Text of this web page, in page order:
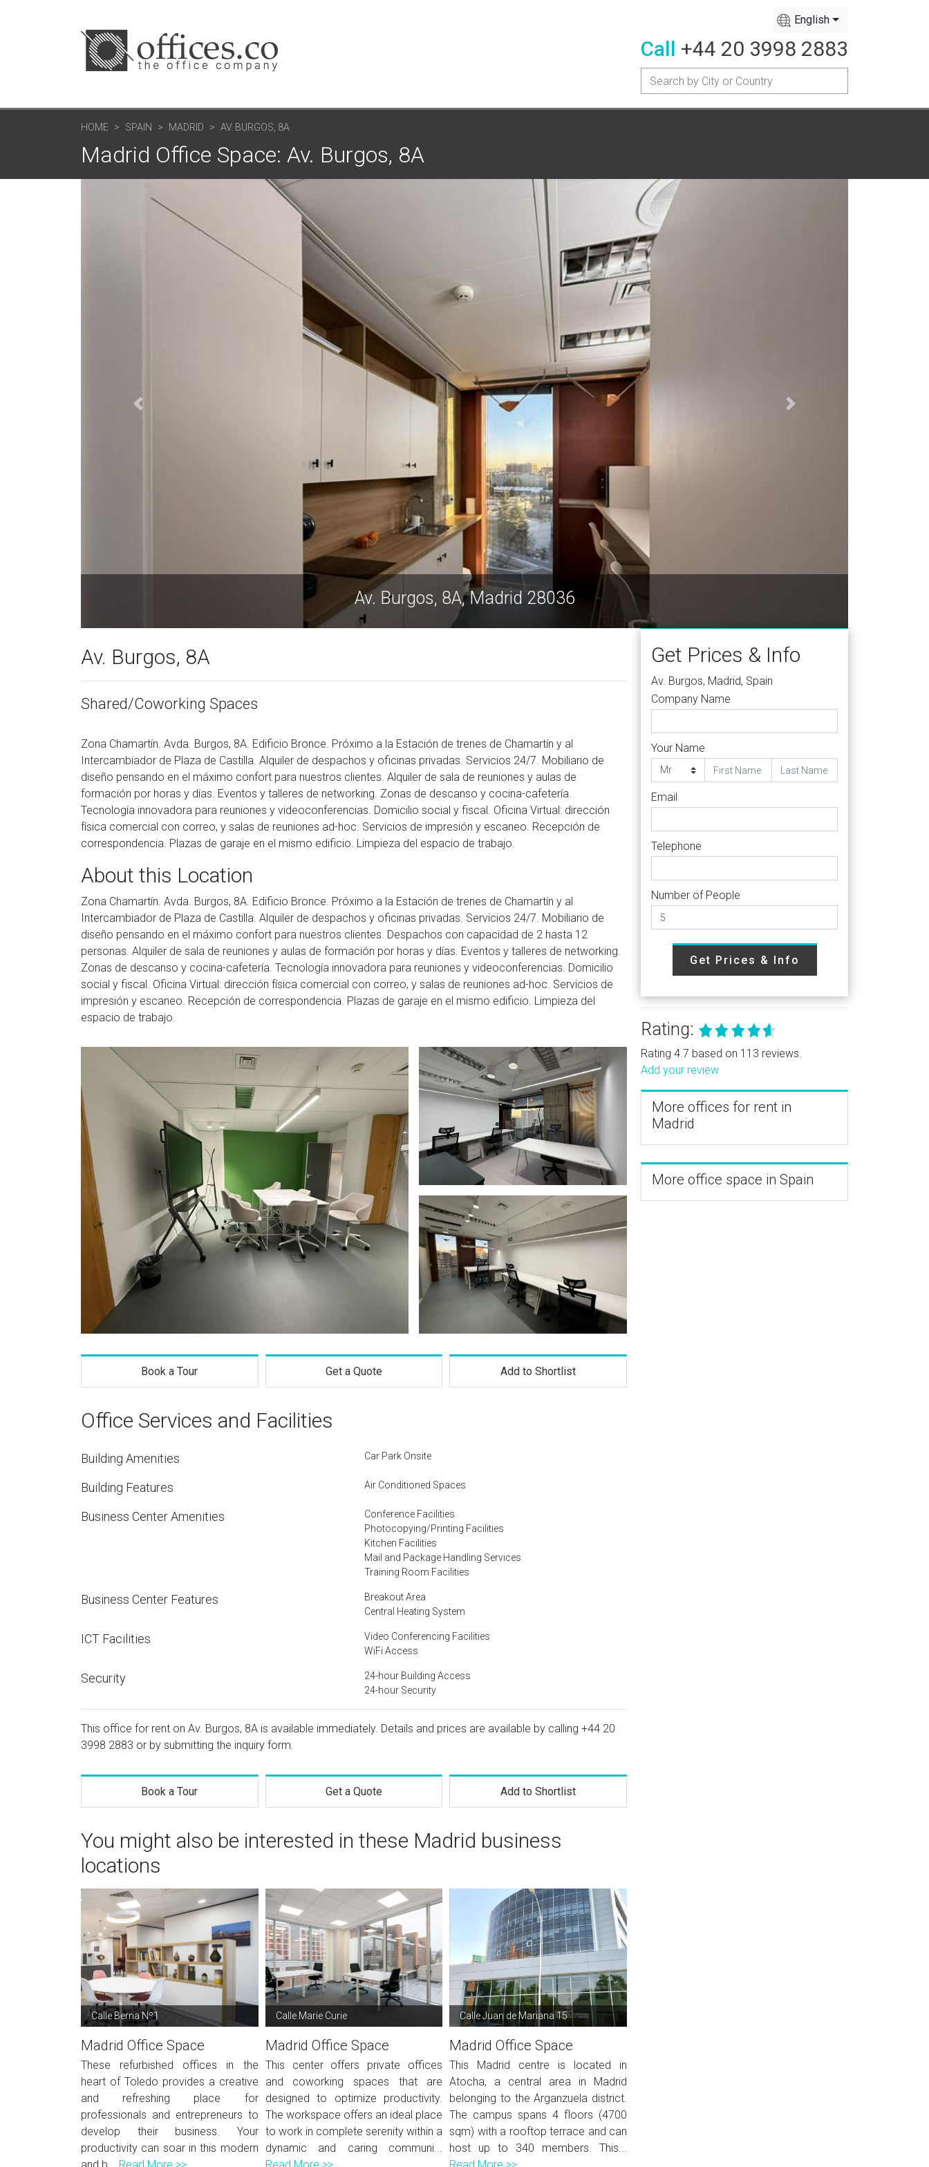
English
Call +44 20 3998 2883
HOME SPAIN MADRID AV. BURGOS, 8A
Madrid Office Space: Av. Burgos, 8A
Av. Burgos, 8A, Madrid 28036
Av. Burgos, 8A
Shared/Coworking Spaces
Zona Chamartín. Avda. Burgos, 8A. Edificio Bronce. Próximo a la Estación de trenes de Chamartín y al
Intercambiador de Plaza de Castilla. Alquiler de despachos y oficinas privadas. Servicios 24/7. Mobiliario de
diseño pensando en el máximo confort para nuestros clientes. Alquiler de sala de reuniones y aulas de
formación por horas y días. Eventos y talleres de networking. Zonas de descanso y cocina-cafetería.
Tecnología innovadora para reuniones y videoconferencias. Domicilio social y fiscal. Oficina Virtual: dirección
física comercial con correo, y salas de reuniones ad-hoc. Servicios de impresión y escaneo. Recepción de
correspondencia. Plazas de garaje en el mismo edificio. Limpieza del espacio de trabajo.
About this Location
Zona Chamartín. Avda. Burgos, 8A. Edificio Bronce. Próximo a la Estación de trenes de Chamartín y al
Intercambiador de Plaza de Castilla. Alquiler de despachos y oficinas privadas. Servicios 24/7. Mobiliario de
diseño pensando en el máximo confort para nuestros clientes. Despachos con capacidad de 2 hasta 12
personas. Alquiler de sala de reuniones y aulas de formación por horas y días. Eventos y talleres de networking.
Zonas de descanso y cocina-cafetería. Tecnología innovadora para reuniones y videoconferencias. Domicilio
social y fiscal. Oficina Virtual: dirección física comercial con correo, y salas de reuniones ad-hoc. Servicios de
impresión y escaneo. Recepción de correspondencia. Plazas de garaje en el mismo edificio. Limpieza del
espacio de trabajo.
Book a Tour Get a Quote Add to Shortlist
Office Services and Facilities
Building Amenities Car Park Onsite
Building Features Air Conditioned Spaces
Business Center Amenities
Conference Facilities
Photocopying/Printing Facilities
Kitchen Facilities
Mail and Package Handling Services
Training Room Facilities
Business Center Features
Breakout Area
Central Heating System
ICT Facilities
Video Conferencing Facilities
WiFi Access
Security
24-hour Building Access
24-hour Security
This office for rent on Av. Burgos, 8A is available immediately. Details and prices are available by calling +44 20
3998 2883 or by submitting the inquiry form.
Book a Tour Get a Quote Add to Shortlist
You might also be interested in these Madrid business
locations
Calle Berna Nº1
Madrid Office Space
These refurbished offices in the
heart of Toledo provides a creative
and refreshing place for
professionals and entrepreneurs to
develop their business. Your
productivity can soar in this modern
Calle Marie Curie
Madrid Office Space
This center offers private offices
and coworking spaces that are
designed to optimize productivity.
The workspace offers an ideal place
to work in complete serenity within a
dynamic and caring communi...
Calle Juan de Mariana 15
Madrid Office Space
This Madrid centre is located in
Atocha, a central area in Madrid
belonging to the Arganzuela district.
The campus spans 4 floors (4700
sqm) with a rooftop terrace and can
host up to 340 members. This...
Get Prices & Info
Av. Burgos, Madrid, Spain
Company Name
Your Name
Email
Telephone
Number of People
Get Prices & Info
Rating:
Rating 4.7 based on 113 reviews.
Add your review
More offices for rent in
Madrid
More office space in Spain